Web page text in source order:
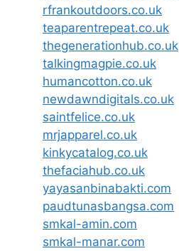
rfrankoutdoors.co.uk
teaparentrepeat.co.uk
thegenerationhub.co.uk
talkingmagpie.co.uk
humancotton.co.uk
newdawndigitals.co.uk
saintfelice.co.uk
mrjapparel.co.uk
kinkycatalog.co.uk
thefaciahub.co.uk
yayasanbinabakti.com
paudtunasbangsa.com
smkal-amin.com
smkal-manar.com